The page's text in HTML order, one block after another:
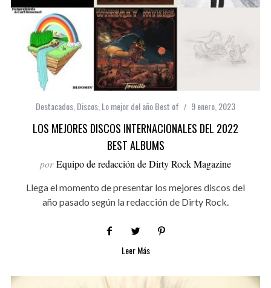
Destacados Discos Lo mejor del año Best of 9 enero, 2023
LOS MEJORES DISCOS INTERNACIONALES DEL 2022
BEST ALBUMS
por Equipo de redacción de Dirty Rock Magazine
Llega el momento de presentar los mejores discos del
año pasado según la redacción de Dirty Rock.
Leer Más